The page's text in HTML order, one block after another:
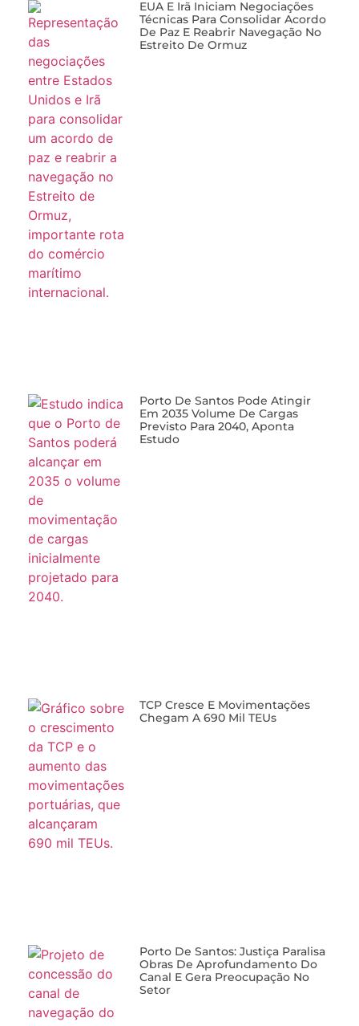
EUA E Irã Iniciam Negociações
Técnicas Para Consolidar Acordo
De Paz E Reabrir Navegação No
Estreito De Ormuz
Porto De Santos Pode Atingir
Em 2035 Volume De Cargas
Previsto Para 2040, Aponta
Estudo
TCP Cresce E Movimentações
Chegam A 690 Mil TEUs
Porto De Santos: Justiça Paralisa
Obras De Aprofundamento Do
Canal E Gera Preocupação No
Setor